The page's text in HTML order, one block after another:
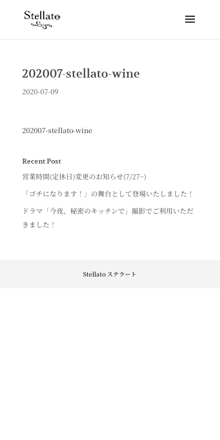
202007-stellato-wine
2020-07-09
202007-stellato-wine
Recent Post
営業時間(定休日)変更のお知らせ(7/27~)
「ゴチになります！」の舞台として登場いたしました！
ドラマ「今夜、秘密のキッチンで」撮影でご利用いただ
きました！
Stellato ステラート